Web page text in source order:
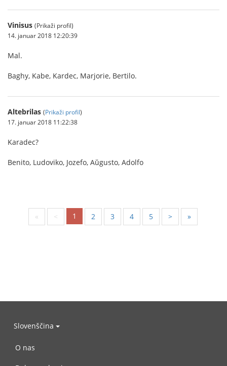
Vinisus (Prikaži profil)
14. januar 2018 12:20:39
Mal.
Baghy, Kabe, Kardec, Marjorie, Bertilo.
Altebrilas (Prikaži profil)
17. januar 2018 11:22:38
Karadec?
Benito, Ludoviko, Jozefo, Aŭgusto, Adolfo
« < 1 2 3 4 5 > »
Slovenščina
O nas